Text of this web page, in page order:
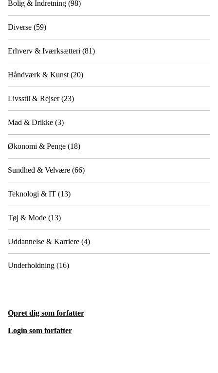
Bolig & Indretning (98)
Diverse (59)
Erhverv & Iværksætteri (81)
Håndværk & Kunst (20)
Livsstil & Rejser(23)
Mad & Drikke (3)
Økonomi & Penge (18)
Sundhed & Velvære (66)
Teknologi & IT (13)
Tøj & Mode (13)
Uddannelse & Karriere (4)
Underholdning (16)
Opret dig som forfatter
Login som forfatter